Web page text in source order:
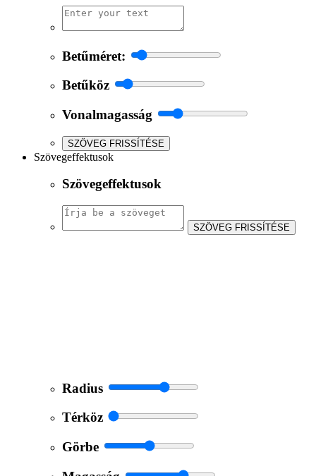
Betűméret:
Betűköz
Vonalmagasság
SZÖVEG FRISSÍTÉSE
Szövegeffektusok
Szövegeffektusok
SZÖVEG FRISSÍTÉSE
Radius
Térköz
Görbe